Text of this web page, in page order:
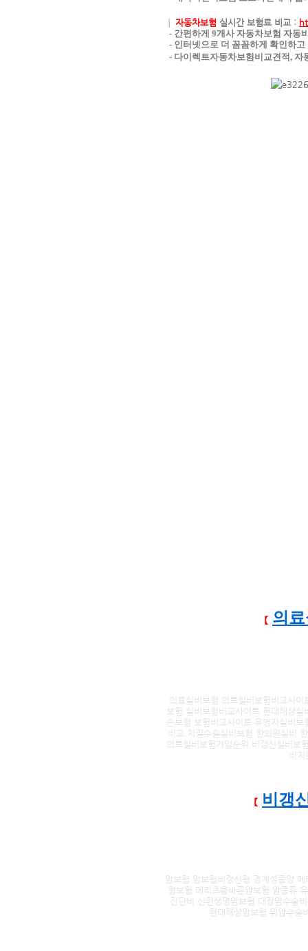
자동차보험 실시간 보험료 비교 :
- 간편하게 9개사 자동차보험 자동
- 인터넷으로 더 꼼꼼하게 확인하
- 다이렉트자동차보험비교견적,
【 의
의료실비보험 의료실비보험비교사
보험 실비보험비교사이트 현대해상
손보험 보험비교사이트 유병자실비
비교 치질수술실비보험 한의원실비
의료실비보험가입순위 비갱신실비보
비
【 비갱
암보험 암보험비갱신형 경계성종양
형보험 메리츠올바른암보험 암종류
진단비 신한생명암보험 대장암수술
현대해상암보험 위암수